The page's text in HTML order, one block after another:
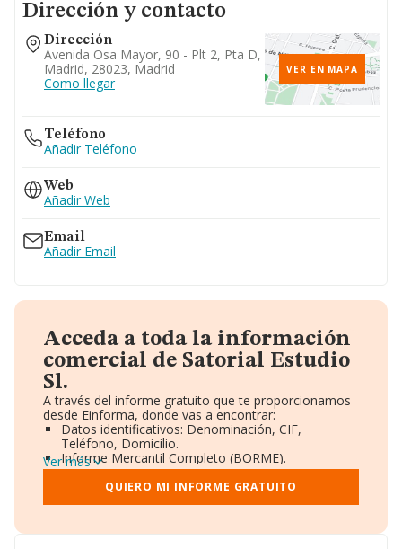
Dirección y contacto
Dirección
Avenida Osa Mayor, 90 - Plt 2, Pta D,
Madrid, 28023, Madrid
Como llegar
VER EN MAPA
Teléfono
Añadir Teléfono
Web
Añadir Web
Email
Añadir Email
Acceda a toda la información
comercial de Satorial Estudio
Sl.
A través del informe gratuito que te proporcionamos
desde Einforma, donde vas a encontrar:
Datos identificativos: Denominación, CIF,
Teléfono, Domicilio.
Informe Mercantil Completo (BORME).
Gráficos de Evolución Ventas y Empleados.
Consejo de Administración y Administradores.
Directivos y Ejecutivos.
Ver más
QUIERO MI INFORME GRATUITO